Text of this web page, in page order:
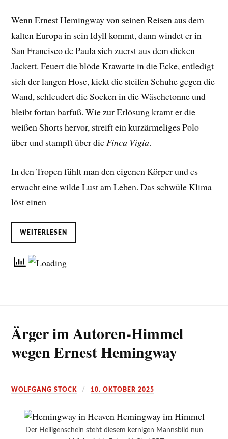
Wenn Ernest Hemingway von seinen Reisen aus dem
kalten Europa in sein Idyll kommt, dann windet er in
San Francisco de Paula sich zuerst aus dem dicken
Jackett. Feuert die blöde Krawatte in die Ecke, entledigt
sich der langen Hose, kickt die steifen Schuhe gegen die
Wand, schleudert die Socken in die Wäschetonne und
bleibt fortan barfuß. Wie zur Erlösung kramt er die
weißen Shorts hervor, streift ein kurzärmeliges Polo
über und stampft über dieFinca Vigía.
In den Tropen fühlt man den eigenen Körper und es
erwacht eine wilde Lust am Leben. Das schwüle Klima
löst einen
WEITERLESEN
Ärger im Autoren-Himmel
wegen Ernest Hemingway
WOLFGANG STOCK 10. OKTOBER 2025
Der Heiligenschein steht diesem kernigen Mannsbild nun